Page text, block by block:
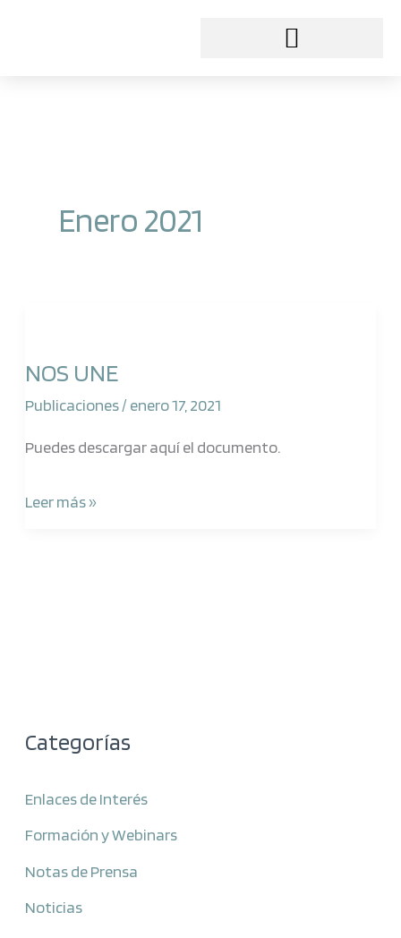
Enero 2021
NOS UNE
Publicaciones/enero 17, 2021
Puedes descargar aquí el documento.
Leer más »
Categorías
Enlaces de Interés
Formación y Webinars
Notas de Prensa
Noticias